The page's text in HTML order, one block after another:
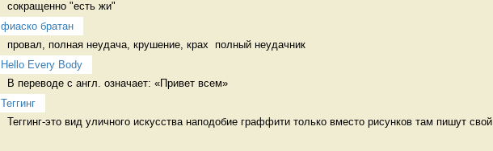
сокращенно "есть жи"
фиаско братан
провал, полная неудача, крушение, крах  полный неудачник
Hello Every Body
В переводе с англ. означает: «Привет всем»
Теггинг
Теггинг-это вид уличного искусства наподобие граффити только вместо рисунков там пишут свой